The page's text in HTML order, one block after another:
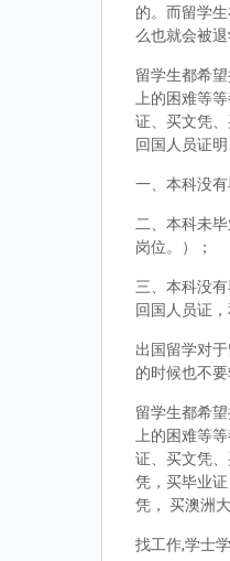
的。而留学
么也就会被退
留学生都希
上的困难等
证、买文凭
回国人员证
一、本科没
二、本科未
岗位。）；
三、本科没
回国人员证
出国留学对
的时候也不
留学生都希
上的困难等
证、买文凭
凭，买毕业
凭， 买澳洲
找工作,学士